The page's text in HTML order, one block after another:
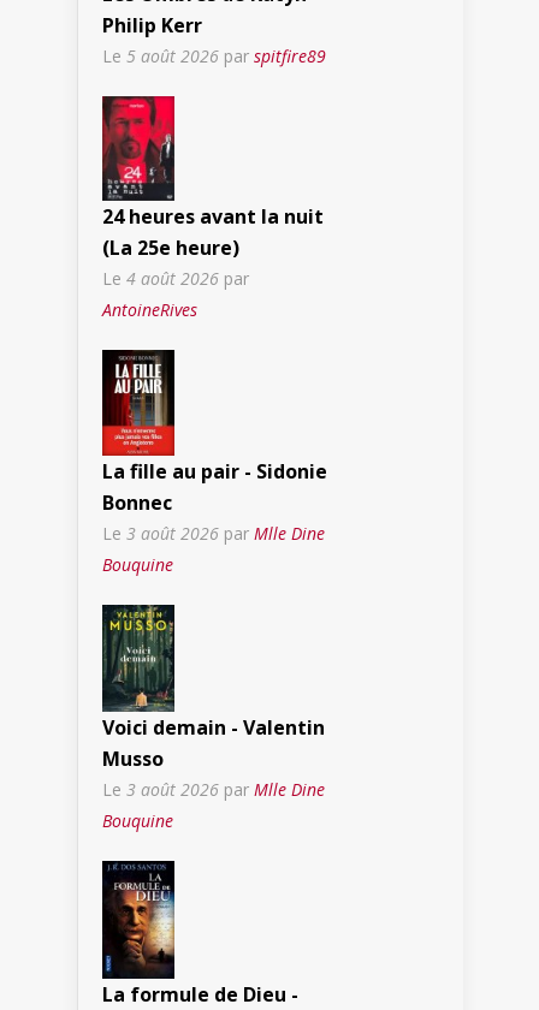
Philip Kerr
Le 5 août 2026 par spitfire89
24 heures avant la nuit
(La 25e heure)
Le 4 août 2026 par
AntoineRives
La fille au pair - Sidonie
Bonnec
Le 3 août 2026 par Mlle Dine
Bouquine
Voici demain - Valentin
Musso
Le 3 août 2026 par Mlle Dine
Bouquine
La formule de Dieu -